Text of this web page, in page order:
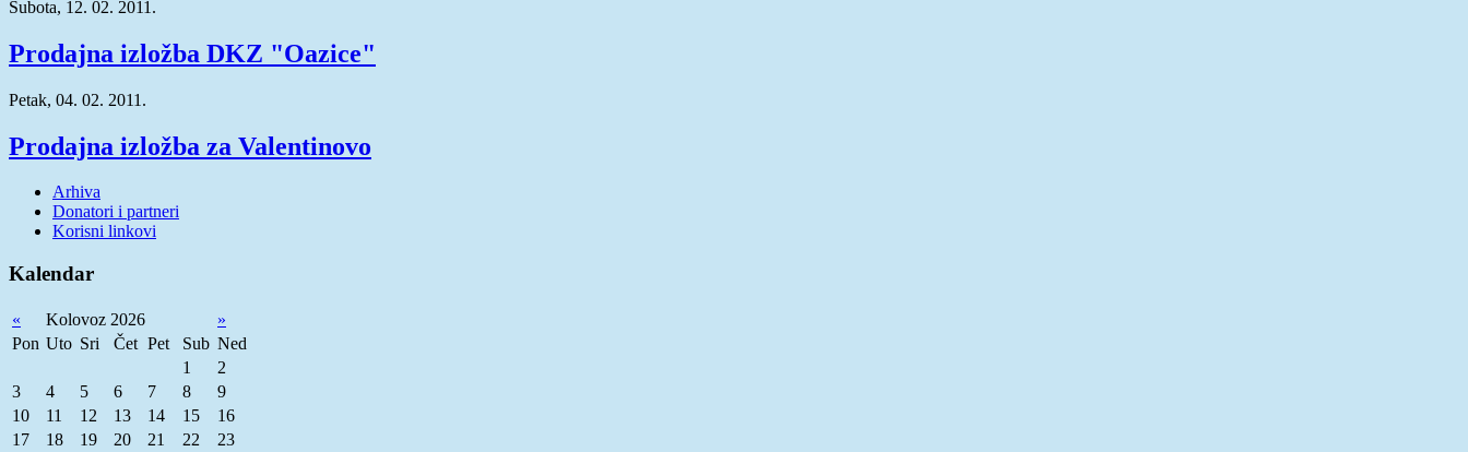
Subota, 12. 02. 2011.
Prodajna izložba DKZ "Oazice"
Petak, 04. 02. 2011.
Prodajna izložba za Valentinovo
Arhiva
Donatori i partneri
Korisni linkovi
Kalendar
« Kolovoz 2026
»
Pon Uto Sri Čet Pet Sub Ned
1
2
3
4 5 6 7 8
9
10
11 12 13 14 15
16
17
18 19 20 21 22
23